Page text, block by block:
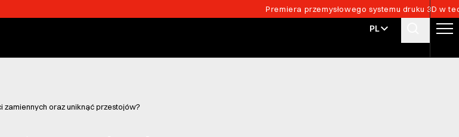
Premiera przemysłowego systemu druku 3D w
PL
oraz uniknąć przestojów?